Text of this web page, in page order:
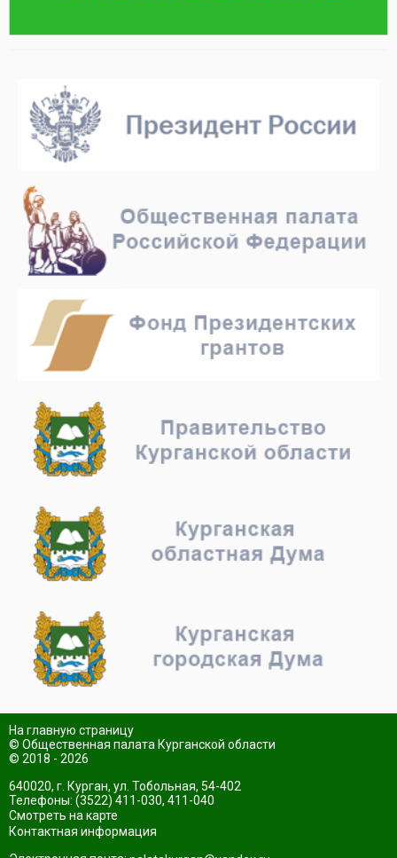
На главную страницу
© Общественная палата Курганской области
© 2018 - 2026
640020, г. Курган, ул. Тобольная, 54-402
Телефоны: (3522) 411-030, 411-040
Смотреть на карте
Контактная информация